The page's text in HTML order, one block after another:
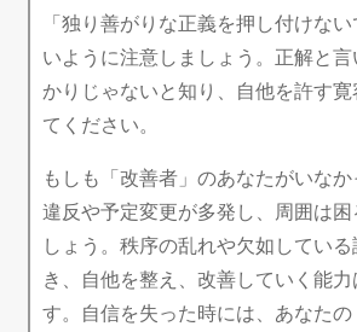
「独り善がりな正義を押し付けな
いように注意しましょう。正解と
かりじゃないと知り、自他を許す
てください。
もしも「改善者」のあなたがいな
違反や予定変更が多発し、周囲は
しょう。秩序の乱れや欠如してい
き、自他を整え、改善していく能
す。自信を失った時には、あなた